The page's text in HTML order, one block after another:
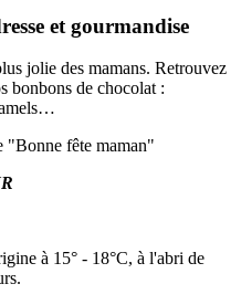
et gourmandise
jolie des mamans. Retrouvez
bonbons de chocolat :
"Bonne fête maman"
à 15° - 18°C, à l'abri de